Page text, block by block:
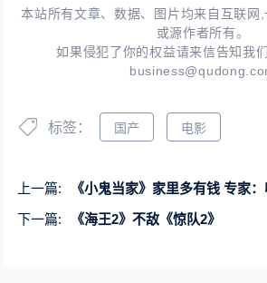
本站所有文章、数据、图片均来自互联网
或源作者所有。
如果侵犯了你的权益请来信告知我
标签： 国产 电影
上一篇:
《小鬼当家》家里多有钱 专家
下一篇:
《海王2》不敌《惊队2》